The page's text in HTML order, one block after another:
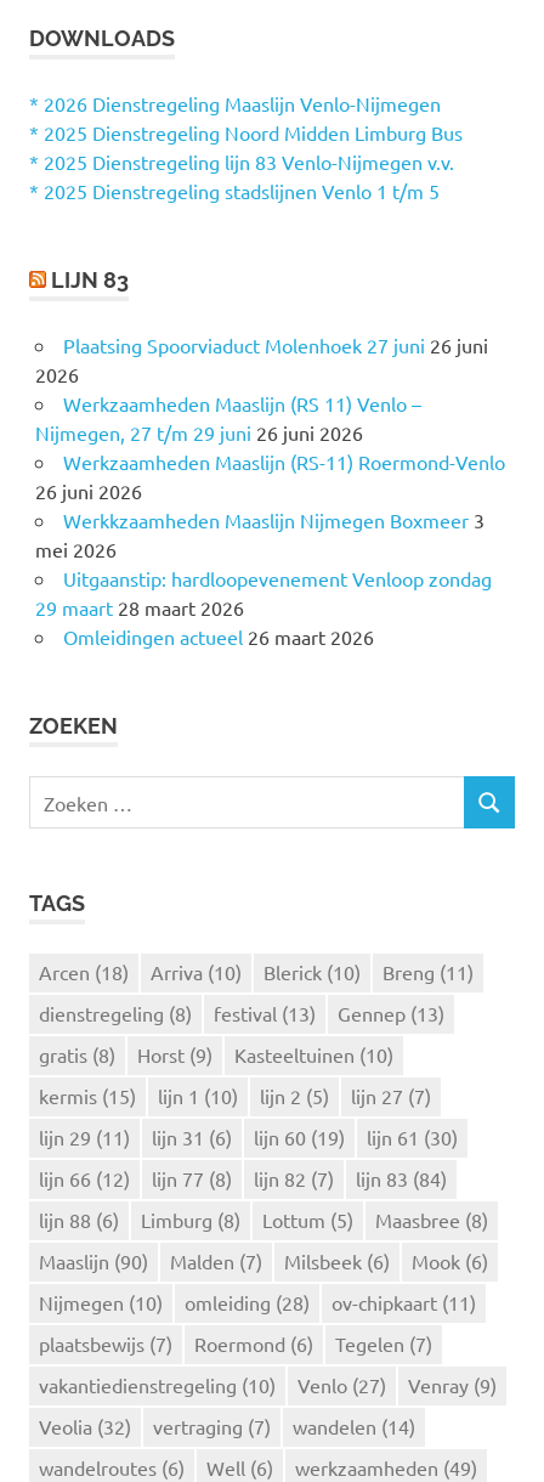
e
n
a
a
r
DOWNLOADS
* 2026 Dienstregeling Maaslijn Venlo-Nijmegen
* 2025 Dienstregeling Noord Midden Limburg Bus
* 2025 Dienstregeling lijn 83 Venlo-Nijmegen v.v.
* 2025 Dienstregeling stadslijnen Venlo 1 t/m 5
LIJN 83
Plaatsing Spoorviaduct Molenhoek 27 juni 26 juni
2026
Werkzaamheden Maaslijn (RS 11) Venlo –
Nijmegen, 27 t/m 29 juni 26 juni 2026
Werkzaamheden Maaslijn (RS-11) Roermond-Venlo
26 juni 2026
Werkkzaamheden Maaslijn Nijmegen Boxmeer 3
mei 2026
Uitgaanstip: hardloopevenement Venloop zondag
29 maart 28 maart 2026
Omleidingen actueel 26 maart 2026
ZOEKEN
e
Z
TAGS
Arcen (18) Arriva (10) Blerick (10) Breng (11)
dienstregeling (8) festival (13) Gennep (13)
gratis (8) Horst (9) Kasteeltuinen (10)
kermis (15) lijn 1 (10) lijn 2 (5) lijn 27 (7)
lijn 29 (11) lijn 31 (6) lijn 60 (19) lijn 61 (30)
lijn 66 (12) lijn 77 (8) lijn 82 (7) lijn 83 (84)
lijn 88 (6) Limburg (8) Lottum (5) Maasbree (8)
Maaslijn (90) Malden (7) Milsbeek (6) Mook (6)
Nijmegen (10) omleiding (28) ov-chipkaart (11)
plaatsbewijs (7) Roermond (6) Tegelen (7)
vakantiedienstregeling (10) Venlo (27) Venray (9)
Veolia (32) vertraging (7) wandelen (14)
wandelroutes (6) Well (6) werkzaamheden (49)